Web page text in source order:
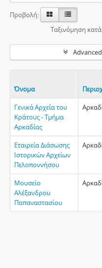
Προβολή:
Ταξινόμηση
Όνομα
Γενικά Αρχεία του
Κράτους - Τμήμα
Αρκαδίας
Εταιρεία Διάσωσης
Ιστορικών Αρχείων
Πελοποννήσου
Μουσείο
Αλέξανδρου
Παπαναστασίου